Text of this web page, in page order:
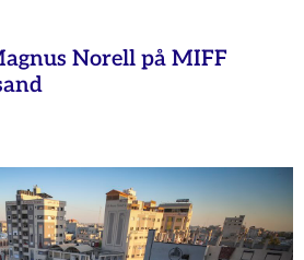
Norell på MIFF